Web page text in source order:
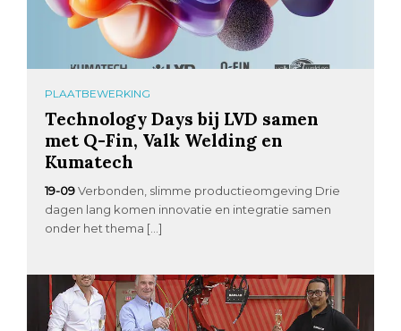
PLAATBEWERKING
Technology Days bij LVD samen
met Q-Fin, Valk Welding en
Kumatech
19-09 Verbonden, slimme productieomgeving Drie
dagen lang komen innovatie en integratie samen
onder het thema […]